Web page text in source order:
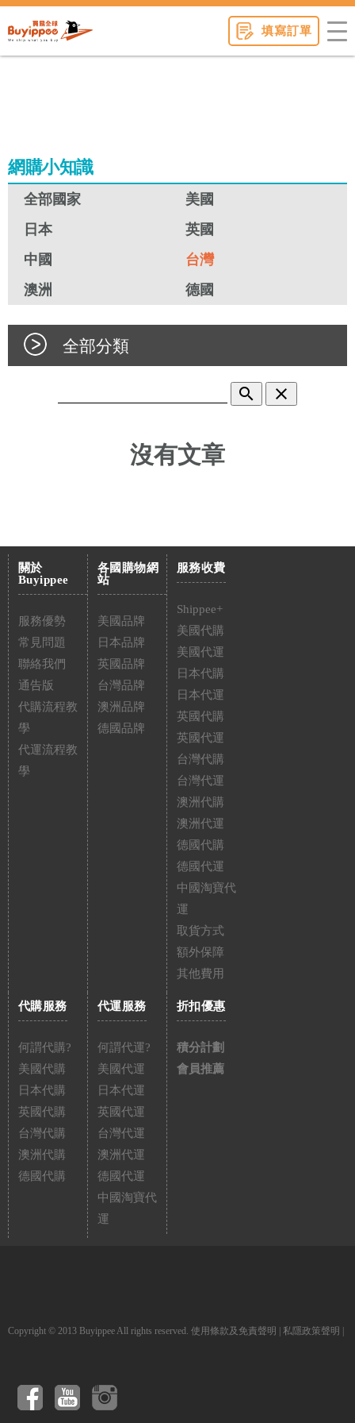
填寫訂單
網購小知識
全部國家
美國
日本
英國
中國
台灣
澳洲
德國
全部分類
search clear
沒有文章
關於
Buyippee
服務優勢
常見問題
聯絡我們
通告版
代購流程教
學
代運流程教
學
各國購物網
站
美國品牌
日本品牌
英國品牌
台灣品牌
澳洲品牌
德國品牌
服務收費
Shippee+
美國代購
美國代運
日本代購
日本代運
英國代購
英國代運
台灣代購
台灣代運
澳洲代購
澳洲代運
德國代購
德國代運
中國淘寶代
運
取貨方式
額外保障
其他費用
代購服務
何謂代購?
美國代購
日本代購
英國代購
台灣代購
澳洲代購
德國代購
代運服務
何謂代運?
美國代運
日本代運
英國代運
台灣代運
澳洲代運
德國代運
中國淘寶代
運
折扣優惠
積分計劃
會員推薦
Copyright © 2013 Buyippee All rights reserved. 使用條款及免責聲明 私隱政策聲明